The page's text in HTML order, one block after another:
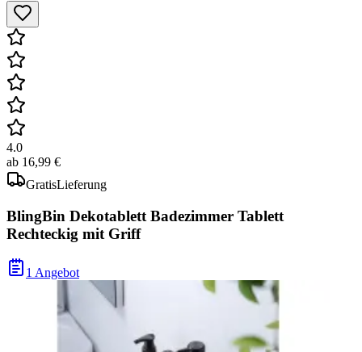
4.0
ab 16,99 €
GratisLieferung
BlingBin Dekotablett Badezimmer Tablett
Rechteckig mit Griff
1 Angebot